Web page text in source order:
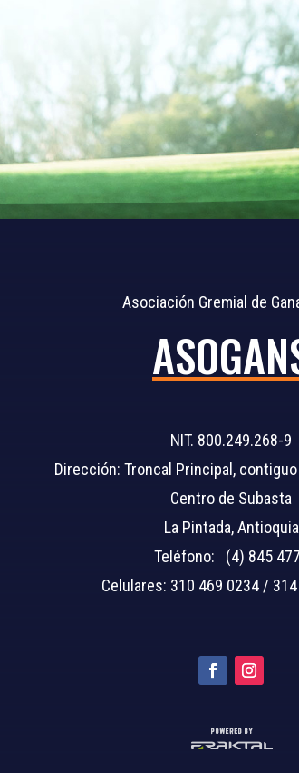
Asociación Gremial de
NIT. 800.249.268-9
Dirección: Troncal Principal,
Centro de Subasta
La Pintada, Antioquia
Teléfono: (4) 845
Celulares: 310 469 0234 /